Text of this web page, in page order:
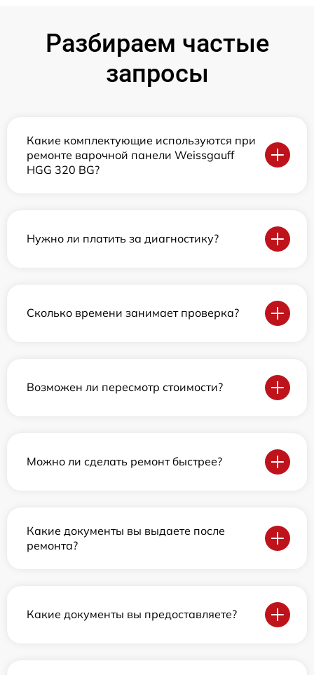
Разбираем частые
запросы
Какие комплектующие используются при
ремонте варочной панели Weissgauff
HGG 320 BG?
Нужно ли платить за диагностику?
Сколько времени занимает проверка?
Возможен ли пересмотр стоимости?
Можно ли сделать ремонт быстрее?
Какие документы вы выдаете после
ремонта?
Какие документы вы предоставляете?